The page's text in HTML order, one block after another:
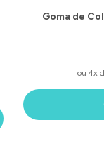
Goma de
ou 4x